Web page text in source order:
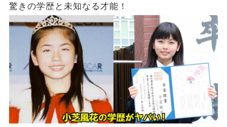
驚きの学歴と未知なる才能！